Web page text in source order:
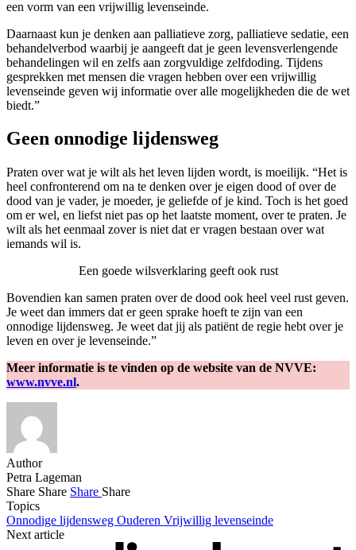
een vorm van een vrijwillig levenseinde.
Daarnaast kun je denken aan palliatieve zorg, palliatieve sedatie, een
behandelverbod waarbij je aangeeft dat je geen levensverlengende
behandelingen wil en zelfs aan zorgvuldige zelfdoding. Tijdens
gesprekken met mensen die vragen hebben over een vrijwillig
levenseinde geven wij informatie over alle mogelijkheden die de wet
biedt.”
Geen onnodige lijdensweg
Praten over wat je wilt als het leven lijden wordt, is moeilijk. “Het is
heel confronterend om na te denken over je eigen dood of over de
dood van je vader, je moeder, je geliefde of je kind. Toch is het goed
om er wel, en liefst niet pas op het laatste moment, over te praten. Je
wilt als het eenmaal zover is niet dat er vragen bestaan over wat
iemands wil is.
Een goede wilsverklaring geeft ook rust
Bovendien kan samen praten over de dood ook heel veel rust geven.
Je weet dan immers dat er geen sprake hoeft te zijn van een
onnodige lijdensweg. Je weet dat jij als patiënt de regie hebt over je
leven en over je levenseinde.”
Meer informatie is te vinden op de website van de NVVE:
www.nvve.nl.
Author
Petra Lageman
Share Share Share Share
Topics
Onnodige lijdensweg Ouderen Vrijwillig levenseinde
Next article